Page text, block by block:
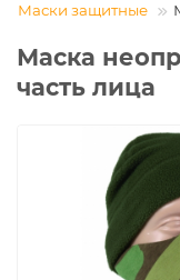
Маски защитные
Маска
часть лица